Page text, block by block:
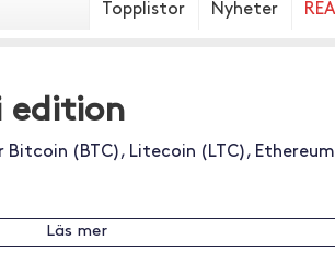
Topplistor Nyheter REA
edition
(BTC), Litecoin (LTC), Ethereum
Läs mer